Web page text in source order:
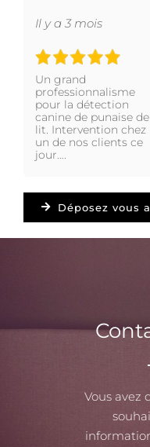
Il y a 3 mois
Un grand
professionnalisme
pour la détection
canine de punaise de
lit. Intervention chez
un de nos clients ce
jour….
Déposez vous
Vous avez